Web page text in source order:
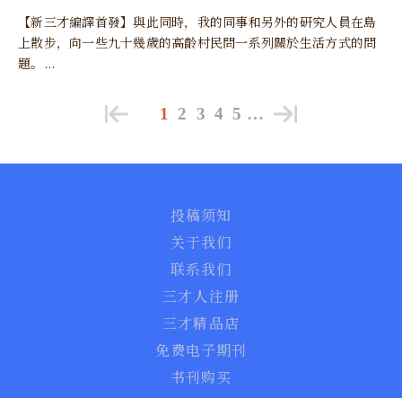
【新三才編譯首發】與此同時，我的同事和另外的研究人員在島
上散步，向一些九十幾歲的高齡村民問一系列關於生活方式的問
題。...
1 2 3 4 5 …
投稿须知
关于我们
联系我们
三才人注册
三才精品店
免费电子期刊
书刊购买